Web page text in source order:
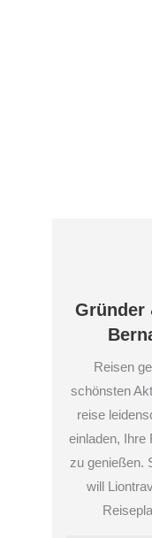
Gründer
Reisen
schönsten
reise
einladen, Ihre
zu genießen.
will